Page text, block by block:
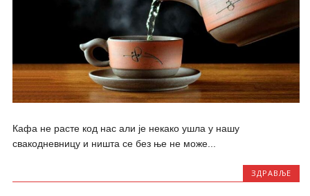
Кафа не расте код нас али је некако ушла у нашу
свакодневницу и ништа се без ње не може...
ЗДРАВЉЕ